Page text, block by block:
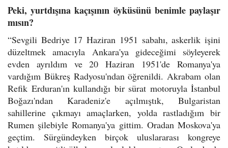
Peki, yurtdışına kaçışının öyküsünü benimle paylaşır
mısın?
“Sevgili Bedriye 17 Haziran 1951 sabahı, askerlik işini
düzeltmek amacıyla Ankara'ya gideceğimi söyleyerek
evden ayrıldım ve 20 Haziran 1951'de Romanya'ya
vardığım Bükreş Radyosu'ndan öğrenildi. Akrabam olan
Refik Erduran'ın kullandığı bir sürat motoruyla İstanbul
Boğazı'ndan Karadeniz'e açılmıştık, Bulgaristan
sahillerine çıkmayı amaçlarken, yolda rastladığım bir
Rumen şilebiyle Romanya'ya gittim. Oradan Moskova'ya
geçtim. Sürgündeyken birçok uluslararası kongreye